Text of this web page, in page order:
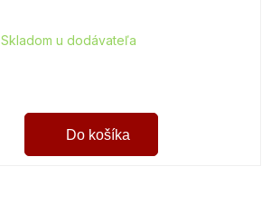
Skladom u dodávateľa
Do košíka